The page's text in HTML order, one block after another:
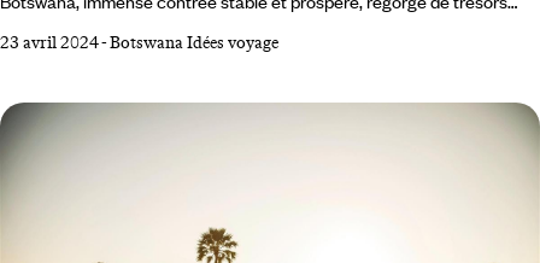
du désert du Kalahari, en passant par les marais et pans peuplés
que vous allez (re)découvrir. Delta de l'Okavango Le fleuve
23 avril 2024-Botswana Idées voyage